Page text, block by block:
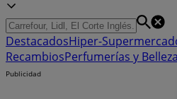
DestacadosHiper-
RecambiosPerfumerías y Belleza
Publicidad